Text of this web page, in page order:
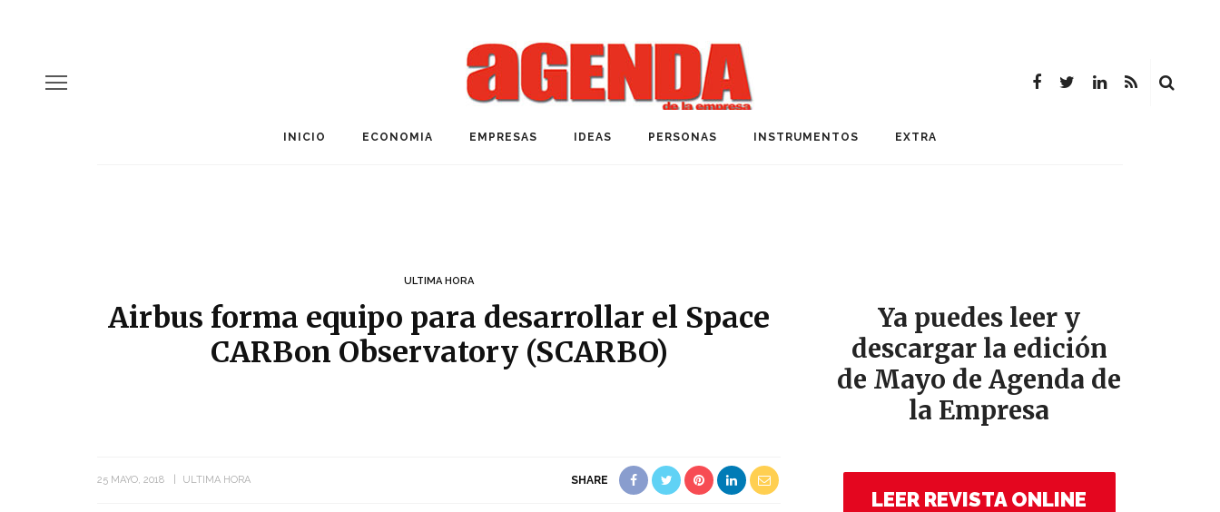
INICIO ECONOMIA EMPRESAS IDEAS PERSONAS INSTRUMENTOS EXTRA
ULTIMA HORA
Airbus forma equipo para desarrollar el Space
CARBon Observatory (SCARBO)
25 MAYO, 2018 ULTIMA HORA SHARE
Ya puedes leer y
descargar la edición
de Mayo de Agenda de
la Empresa
LEER REVISTA ONLINE